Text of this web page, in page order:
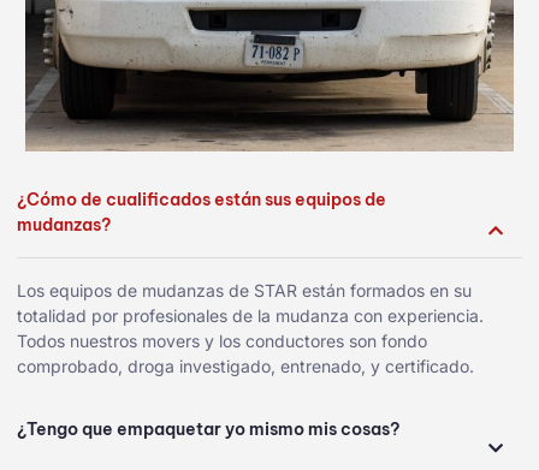
¿Cómo de cualificados están sus equipos de
mudanzas?
Los equipos de mudanzas de STAR están formados en su
totalidad por profesionales de la mudanza con experiencia.
Todos nuestros movers y los conductores son fondo
comprobado, droga investigado, entrenado, y certificado.
¿Tengo que empaquetar yo mismo mis cosas?